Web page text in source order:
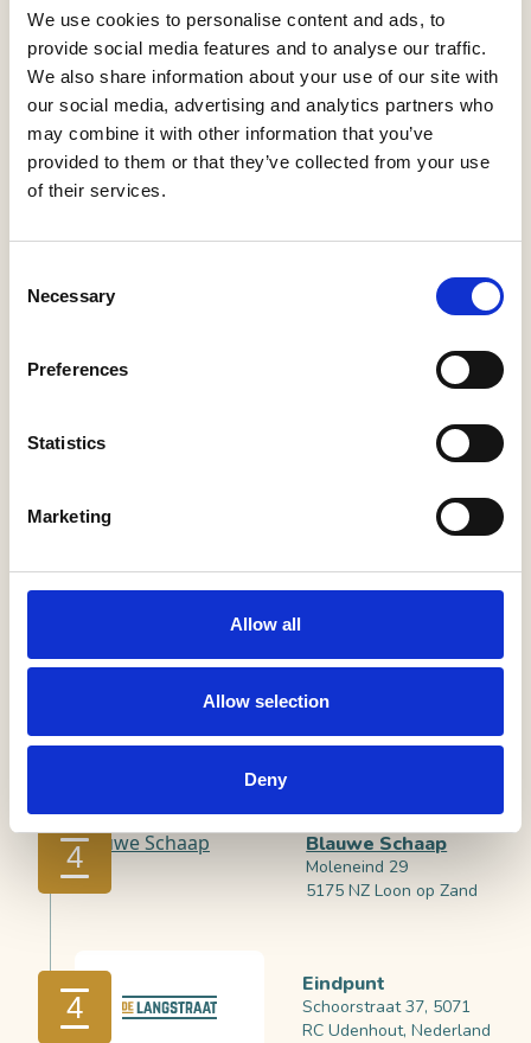
We use cookies to personalise content and ads, to
provide social media features and to analyse our traffic.
We also share information about your use of our site with
our social media, advertising and analytics partners who
may combine it with other information that you’ve
provided to them or that they’ve collected from your use
of their services.
Selection
Necessary
Preferences
Statistics
Marketing
Allow all
Allow selection
Deny
draag rubberlaarzen, want het kan ook hartje zomer
behoorlijk nat zijn in De Brand. Zorg voor een goed
opgeladen telefoon metde IVN routes wandelapperop als
je het leuk vindt om tijdens de wandeling via je telefoon
informatie te lezen of af teluisteren over het gebied en de
flora en fauna die je er kunt tegenkomen.
ROUTES EN TIPS
1
Schoorstraat 37, 5071
RC Udenhout, Nederland
2
Eetcafé
De
Rustende
(infopunt)
5074 RC Biezenmortel
4
Uitspanning 't
Blauwe Schaap
Moleneind 29
5175 NZ Loon op Zand
4
Eindpunt
Schoorstraat 37, 5071
RC Udenhout, Nederland